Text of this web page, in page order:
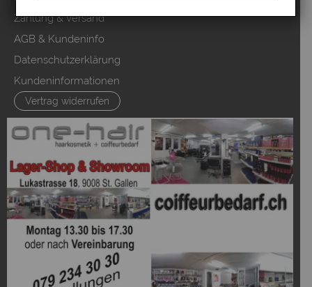
Zahlung & Versand
AGB & Kundeninfo
Datenschutzerklärung
Kundeninformationen
Vertrag widerrufen